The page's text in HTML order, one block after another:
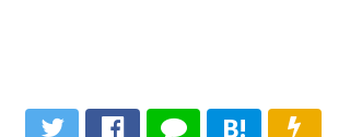
https://t.co/CISrGM5zRh
B!